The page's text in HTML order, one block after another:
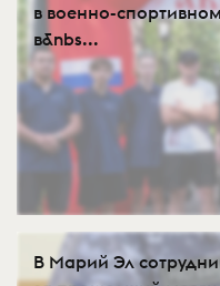
в военно-
в&nbs...
В Марий Эл